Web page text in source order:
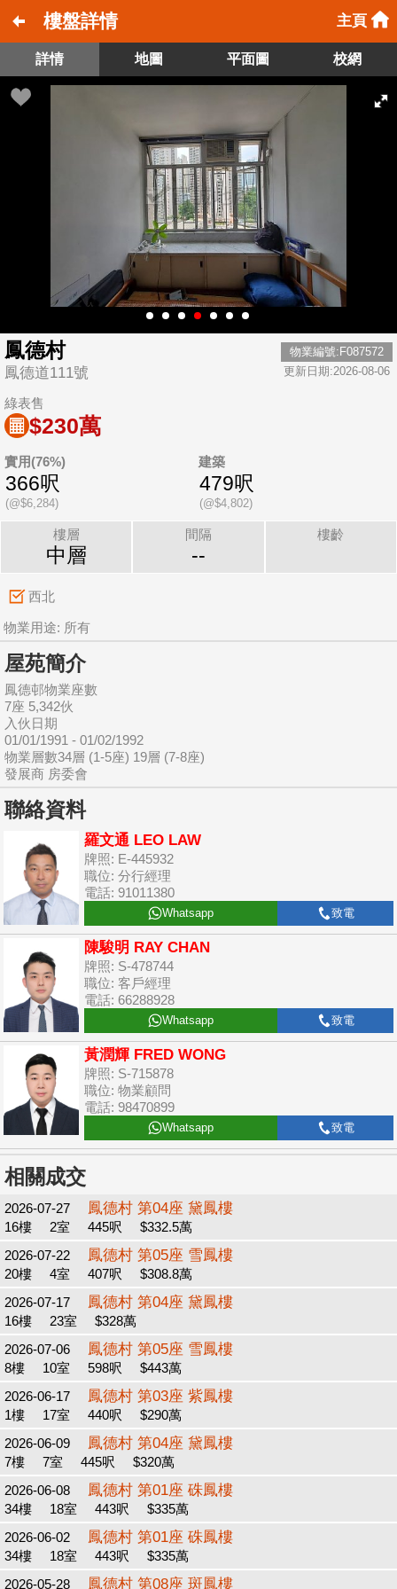
樓盤詳情 主頁
詳情 地圖 平面圖 校網
鳳德村
鳳德道111號
物業編號:F087572
更新日期:2026-08-06
綠表售
$230萬
實用(76%)
366呎
(@$6,284)
建築
479呎
(@$4,802)
樓層
中層
間隔
--
樓齡
西北
物業用途: 所有
屋苑簡介
鳳德邨物業座數
7座 5,342伙
入伙日期
01/01/1991 - 01/02/1992
物業層數34層 (1-5座) 19層 (7-8座)
發展商 房委會
聯絡資料
羅文通 LEO LAW
牌照: E-445932
職位: 分行經理
電話: 91011380
Whatsapp 致電
陳駿明 RAY CHAN
牌照: S-478744
職位: 客戶經理
電話: 66288928
Whatsapp 致電
黃潤輝 FRED WONG
牌照: S-715878
職位: 物業顧問
電話: 98470899
Whatsapp 致電
相關成交
2026-07-27 鳳德村 第04座 黛鳳樓
16樓 2室 445呎
$332.5萬
2026-07-22
鳳德村 第05座 雪鳳樓
20樓 4室 407呎
$308.8萬
2026-07-17
鳳德村 第04座 黛鳳樓
16樓 23室
$328萬
2026-07-06
鳳德村 第05座 雪鳳樓
8樓 10室 598呎
$443萬
2026-06-17
鳳德村 第03座 紫鳳樓
1樓 17室 440呎
$290萬
2026-06-09
鳳德村 第04座 黛鳳樓
7樓 7室 445呎
$320萬
2026-06-08
鳳德村 第01座 硃鳳樓
34樓 18室 443呎
$335萬
2026-06-02
鳳德村 第01座 硃鳳樓
34樓 18室 443呎
$335萬
2026-05-28
鳳德村 第08座 斑鳳樓